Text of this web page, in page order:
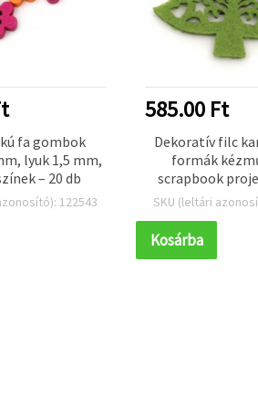
fa gombok
lyuk 1,5 mm,
– 20 db
122543
585.00 Ft
Dekoratív filc
formák
scrapbook
49×48 mm -
SKU (leltári
Kosárba